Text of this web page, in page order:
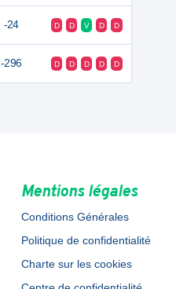
-24 D D V D D
-296 D D D D D
Mentions légales
Conditions Générales
Politique de confidentialité
Charte sur les cookies